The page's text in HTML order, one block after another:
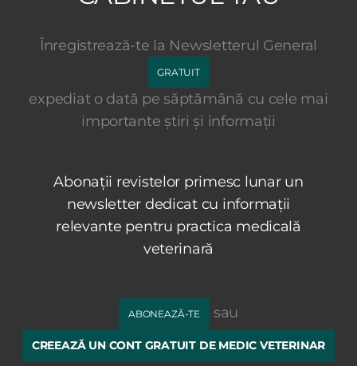
Înregistrează-te la Newsletterul General
GRATUIT
expediat o dată pe săptămână cu cele mai
importante știri și informații
Abonații revistelor primesc lunar un
newsletter dedicat cu informații
relevante pentru practica medicală
veterinară
ABONEAZĂ-TE sau
CREEAZĂ UN CONT GRATUIT DE MEDIC VETERINAR